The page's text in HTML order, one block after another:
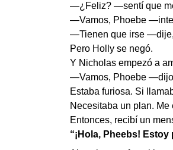
—¿Feliz? —sentí que
—Vamos, Phoebe
—Tienen que irse
Pero Holly se negó.
Y Nicholas empezó a
—Vamos, Phoebe
Estaba furiosa. Si
Necesitaba un plan.
Entonces, recibí un
“¡Hola, Pheebs!